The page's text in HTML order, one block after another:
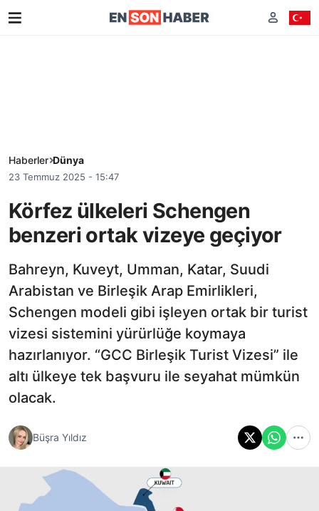
Haberler Dünya
23 Temmuz 2025 - 15:47
Körfez ülkeleri Schengen
benzeri ortak vizeye geçiyor
Bahreyn, Kuveyt, Umman, Katar, Suudi
Arabistan ve Birleşik Arap Emirlikleri,
Schengen modeli gibi işleyen ortak bir turist
vizesi sistemini yürürlüğe koymaya
hazırlanıyor. “GCC Birleşik Turist Vizesi” ile
altı ülkeye tek başvuru ile seyahat mümkün
olacak.
Büşra Yıldız